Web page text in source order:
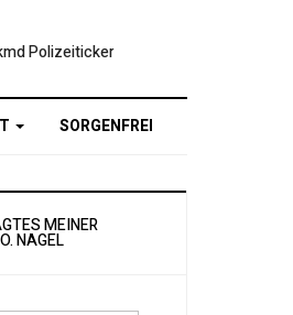
Polizeiticker
SORGENFREI
MEINER
NAGEL